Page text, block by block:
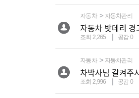
자동차 자동차관리
자동차 밧데리 경
조회 2,265 공감 0
자동차 자동차관리
차박사님 갈켜주
조회 2,996 공감 0